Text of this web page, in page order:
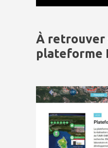
À retrouver
plateforme